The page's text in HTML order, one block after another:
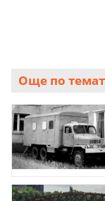
Още по